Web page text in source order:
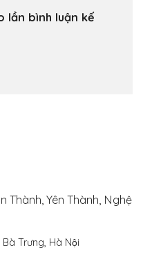
lần bình luận kế
Thành, Yên Thành, Nghệ
Trưng, Hà Nội